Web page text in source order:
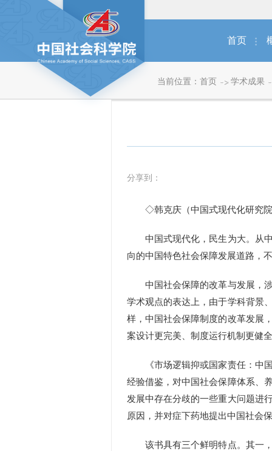
首页
当前位置： 首页 学术成果
分享到：
◇韩克庆（中国式现代化研究
中国式现代化，民生为大。从中
向的中国特色社会保障发展道路，
中国社会保障的改革与发展，涉
学术观点的表达上，由于学科背景
样，中国社会保障制度的改革发展
案设计更完美、制度运行机制更健
《市场逻辑抑或国家责任：中国
经验借鉴，对中国社会保障体系、
发展中存在分歧的一些重大问题进
原因，并对症下药地提出中国社会
该书具有三个鲜明特点。其一，